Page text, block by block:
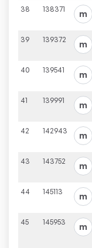
38 138371 m
39 139372 m
40 139541 m
41 139991 m
42 142943 m
43 143752 m
44 145113 m
45 145953 m